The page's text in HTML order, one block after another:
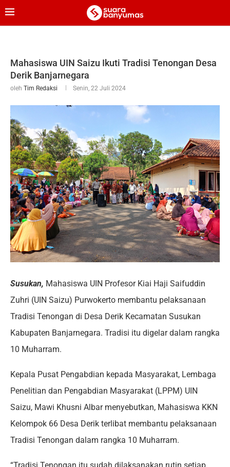
Mahasiswa UIN Saizu Ikuti Tradisi Tenongan Desa
Derik Banjarnegara
oleh Tim Redaksi Senin, 22 Juli 2024
Susukan, Mahasiswa UIN Profesor Kiai Haji Saifuddin
Zuhri (UIN Saizu) Purwokerto membantu pelaksanaan
Tradisi Tenongan di Desa Derik Kecamatan Susukan
Kabupaten Banjarnegara. Tradisi itu digelar dalam rangka
10 Muharram.
Kepala Pusat Pengabdian kepada Masyarakat, Lembaga
Penelitian dan Pengabdian Masyarakat (LPPM) UIN
Saizu, Mawi Khusni Albar menyebutkan, Mahasiswa KKN
Kelompok 66 Desa Derik terlibat membantu pelaksanaan
Tradisi Tenongan dalam rangka 10 Muharram.